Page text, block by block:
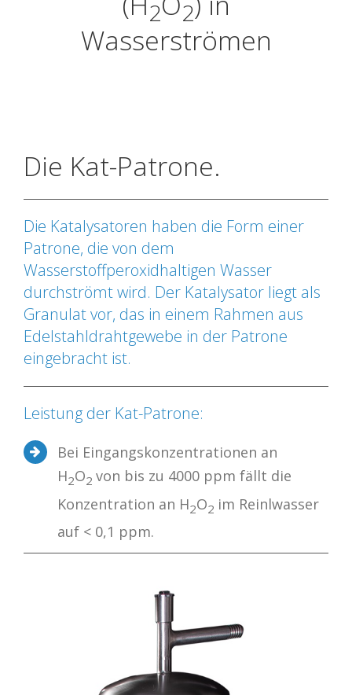
2 2
Wasserströmen
Die Kat-Patrone.
Die Katalysatoren haben die Form einer
Patrone, die von dem
Wasserstoffperoxidhaltigen Wasser
durchströmt wird. Der Katalysator liegt als
Granulat vor, das in einem Rahmen aus
Edelstahldrahtgewebe in der Patrone
eingebracht ist.
Leistung der Kat-Patrone:
Bei Eingangskonzentrationen an
H2O2von bis zu 4000 ppm fällt die
Konzentration an H2O2 im Reinlwasser
auf < 0,1 ppm.